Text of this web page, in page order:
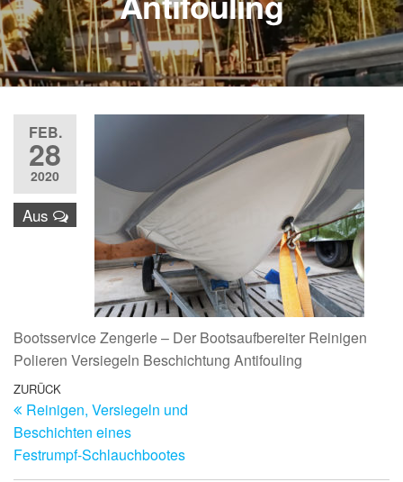
FEB.
28
2020
Aus
Bootsservice Zengerle – Der Bootsaufbereiter Reinigen
Polieren Versiegeln Beschichtung Antifouling
Beitragsnavigation
Vorheriger
Beitrag
ZURÜCK
Reinigen, Versiegeln und
Beschichten eines
Festrumpf-Schlauchbootes